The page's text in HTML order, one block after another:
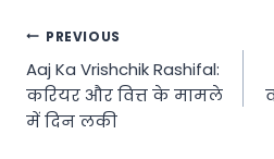
Post
navigation
PREVIOUS
Aaj Ka Vrishchik Rashifal:
करियर और वित्त के मामले
में दिन लकी